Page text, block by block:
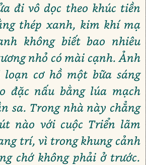
đi vô dọc theo khúc tiền
thép xanh, kim khí mạ
không biết bao nhiêu
nhỏ có mài cạnh. Ảnh
loạn cơ hồ một bữa sáng
đặc nấu bằng lúa mạch
sa. Trong nhà này chẳng
nào với cuộc Triển lãm
trí, vì trong khung cảnh
chớ không phải ở trước.